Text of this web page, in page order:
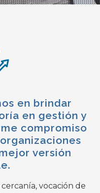
en brindar
en gestión y
compromiso
versión
vocación de